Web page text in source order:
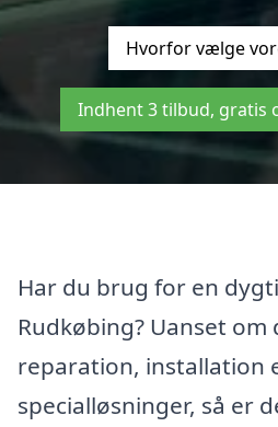
Hvorfor vælge
Indhent 3 tilbud, gratis
Har du brug for en
Rudkøbing? Uanset
reparation, installation
specialløsninger, så er